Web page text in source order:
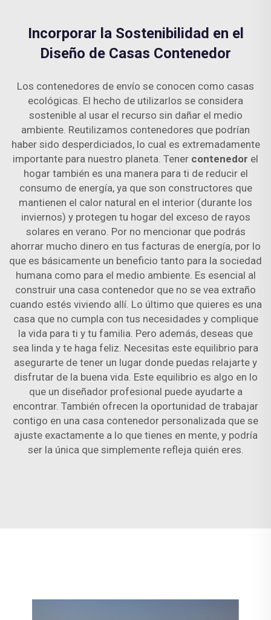
Incorporar la Sostenibilidad en el
Diseño de Casas Contenedor
Los contenedores de envío se conocen como casas
ecológicas. El hecho de utilizarlos se considera
sostenible al usar el recurso sin dañar el medio
ambiente. Reutilizamos contenedores que podrían
haber sido desperdiciados, lo cual es extremadamente
importante para nuestro planeta. Tener contenedor el
hogar también es una manera para ti de reducir el
consumo de energía, ya que son constructores que
mantienen el calor natural en el interior (durante los
inviernos) y protegen tu hogar del exceso de rayos
solares en verano. Por no mencionar que podrás
ahorrar mucho dinero en tus facturas de energía, por lo
que es básicamente un beneficio tanto para la sociedad
humana como para el medio ambiente. Es esencial al
construir una casa contenedor que no se vea extraño
cuando estés viviendo allí. Lo último que quieres es una
casa que no cumpla con tus necesidades y complique
la vida para ti y tu familia. Pero además, deseas que
sea linda y te haga feliz. Necesitas este equilibrio para
asegurarte de tener un lugar donde puedas relajarte y
disfrutar de la buena vida. Este equilibrio es algo en lo
que un diseñador profesional puede ayudarte a
encontrar. También ofrecen la oportunidad de trabajar
contigo en una casa contenedor personalizada que se
ajuste exactamente a lo que tienes en mente, y podría
ser la única que simplemente refleja quién eres.